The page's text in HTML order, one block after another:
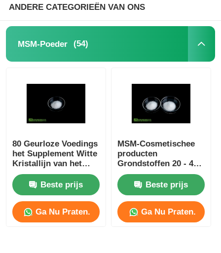
ANDERE CATEGORIEËN VAN ONS
MSM-Poeder (54)
80 Geurloze Voedings
het Supplement Witte
Kristallijn van het
netwerkmsm Poeder
Beste prijs
Ga Nu Praten.
MSM-Cosmetischee
producten
Grondstoffen 20 - 40
Mesh For Skin
WhiteningBeste prijs
Ga Nu Praten.